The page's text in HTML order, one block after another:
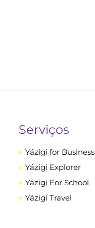
Serviços
Yázigi for Business
Yázigi Explorer
Yázigi For School
Yázigi Travel